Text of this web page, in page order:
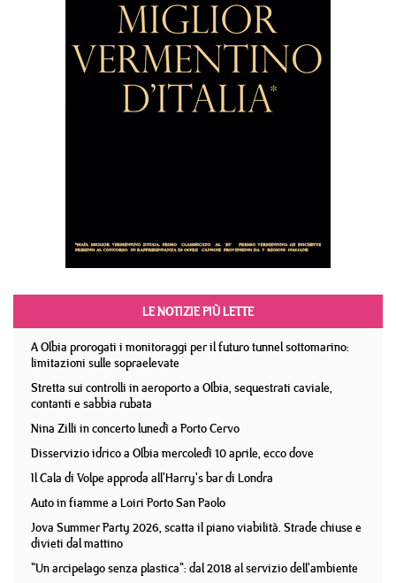
LE NOTIZIE PIÙ LETTE
A Olbia prorogati i monitoraggi per il futuro tunnel sottomarino:
limitazioni sulle sopraelevate
Stretta sui controlli in aeroporto a Olbia, sequestrati caviale,
contanti e sabbia rubata
Nina Zilli in concerto lunedì a Porto Cervo
Disservizio idrico a Olbia mercoledì 10 aprile, ecco dove
Il Cala di Volpe approda all'Harry's bar di Londra
Auto in fiamme a Loiri Porto San Paolo
Jova Summer Party 2026, scatta il piano viabilità. Strade chiuse e
divieti dal mattino
"Un arcipelago senza plastica": dal 2018 al servizio dell'ambiente